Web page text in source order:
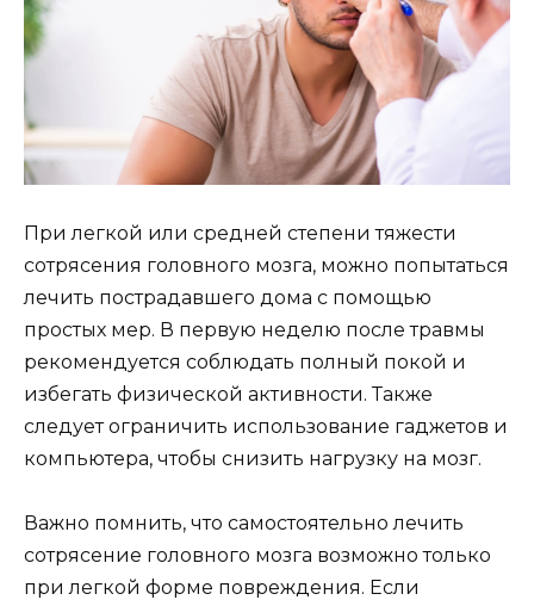
При легкой или средней степени тяжести
сотрясения головного мозга, можно попытаться
лечить пострадавшего дома с помощью
простых мер. В первую неделю после травмы
рекомендуется соблюдать полный покой и
избегать физической активности. Также
следует ограничить использование гаджетов и
компьютера, чтобы снизить нагрузку на мозг.
Важно помнить, что самостоятельно лечить
сотрясение головного мозга возможно только
при легкой форме повреждения. Если